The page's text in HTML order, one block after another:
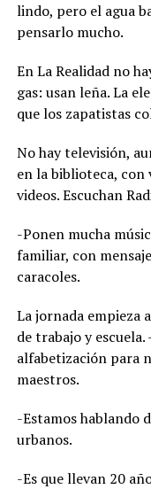
lindo, pero el agua
pensarlo mucho.
En La Realidad no
gas: usan leña. La
que los zapatistas
No hay televisión,
en la biblioteca, con
videos. Escuchan
-Ponen mucha
familiar, con
caracoles.
La jornada empieza
de trabajo y
alfabetización para
maestros.
-Estamos hablando
urbanos.
-Es que llevan 20